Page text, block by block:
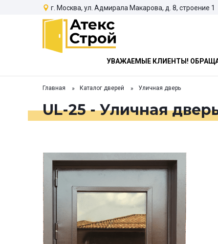
г. Москва, ул. Адмирала Макарова, д. 8, строение 1
УВАЖАЕМЫЕ КЛИЕНТЫ!
Главная Каталог дверей Уличная дверь
UL-25 - Уличная